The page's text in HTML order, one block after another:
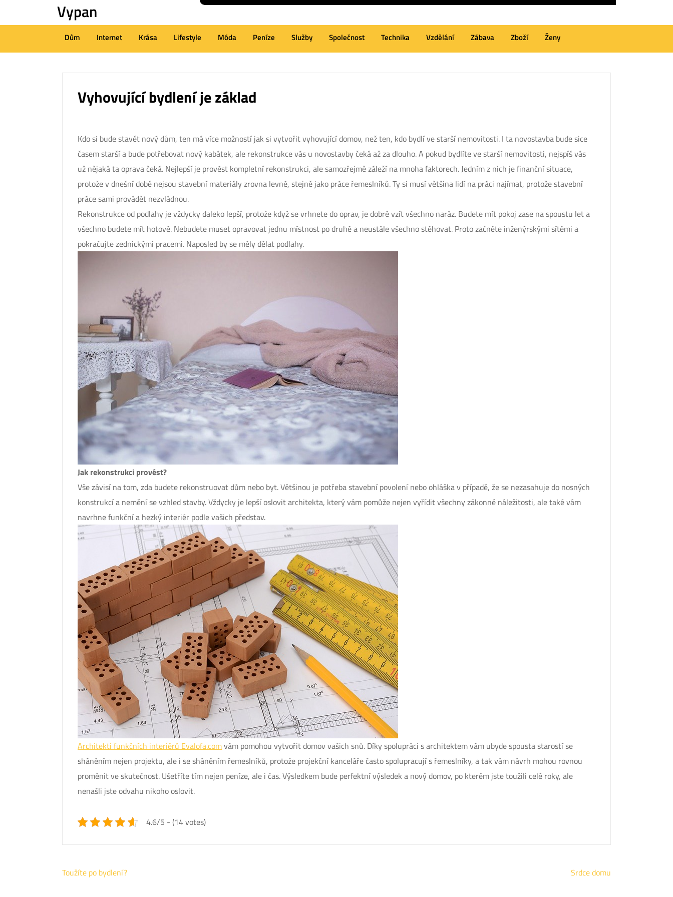
to
(Press
Vypan
Dům Internet Krása Lifestyle Móda Peníze Služby Společnost Technika Vzdělání Zábava Zboží Ženy
Vyhovující bydlení je základ
Kdo si bude stavět nový dům, ten má více možností jak si vytvořit vyhovující domov, než ten, kdo bydlí ve starší nemovitosti. I ta novostavba bude sice
časem starší a bude potřebovat nový kabátek, ale rekonstrukce vás u novostavby čeká až za dlouho. A pokud bydlíte ve starší nemovitosti, nejspíš vás
už nějaká ta oprava čeká. Nejlepší je provést kompletní rekonstrukci, ale samozřejmě záleží na mnoha faktorech. Jedním z nich je finanční situace,
protože v dnešní době nejsou stavební materiály zrovna levné, stejně jako práce řemeslníků. Ty si musí většina lidí na práci najímat, protože stavební
práce sami provádět nezvládnou.
Rekonstrukce od podlahy je vždycky daleko lepší, protože když se vrhnete do oprav, je dobré vzít všechno naráz. Budete mít pokoj zase na spoustu let a
všechno budete mít hotové. Nebudete muset opravovat jednu místnost po druhé a neustále všechno stěhovat. Proto začněte inženýrskými sítěmi a
pokračujte zednickými pracemi. Naposled by se měly dělat podlahy.
Jak rekonstrukci provést?
Vše závisí na tom, zda budete rekonstruovat dům nebo byt. Většinou je potřeba stavební povolení nebo ohláška v případě, že se nezasahuje do nosných
konstrukcí a nemění se vzhled stavby. Vždycky je lepší oslovit architekta, který vám pomůže nejen vyřídit všechny zákonné náležitosti, ale také vám
navrhne funkční a hezký interiér podle vašich představ.
Architekti funkčních interiérů Evalofa.comvám pomohou vytvořit domov vašich snů. Díky spolupráci s architektem vám ubyde spousta starostí se
sháněním nejen projektu, ale i se sháněním řemeslníků, protože projekční kanceláře často spolupracují s řemeslníky, a tak vám návrh mohou rovnou
proměnit ve skutečnost. Ušetříte tím nejen peníze, ale i čas. Výsledkem bude perfektní výsledek a nový domov, po kterém jste toužili celé roky, ale
nenašli jste odvahu nikoho oslovit.
4.6/5 - (14 votes)
Navigace
Toužíte po bydlení? Srdce domu